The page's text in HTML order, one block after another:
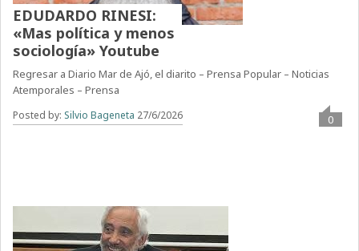
EDUDARDO RINESI:
«Mas política y menos
sociología» Youtube
Regresar a Diario Mar de Ajó, el diarito – Prensa Popular – Noticias
Atemporales – Prensa
Posted by: Silvio Bageneta 27/6/2026 0